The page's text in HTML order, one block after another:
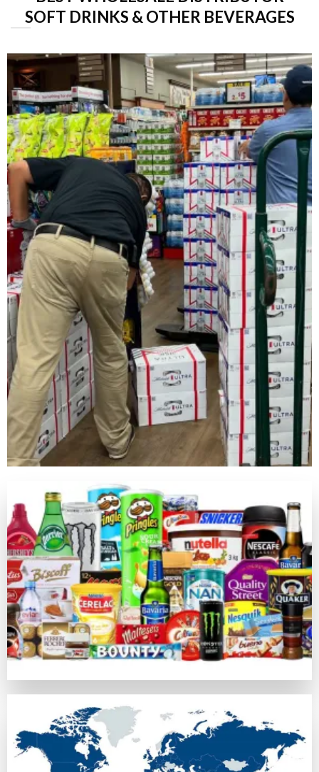
SOFT DRINKS & OTHER BEVERAGES
レビューを見る
が好評です。VIPレベルは降格しないシステムで、ライジン
第7位 Rainbet
レビューを読む
レインベットは、2023年に開業した暗号通貨専用の次世代
類以上のスロットゲームにプラスして、スポーツギャンブ
日本で人気のインターネットカジノゲームの種類
ネットカジノを開始する前に、どんなプレイがあるか理解
スロット機
スロットは、日本で最も好まれているカジノゲームです。
ルレット
ルレットはシンプルでわかりやすいルールながら、高度な
カードゲーム・トランプ・ビデオトランプ
これらの遊びは単純な運だけでなく、テクニックとストラ
バカラ
バカラ遊びはアジア地域で絶大な人気を示すカードのゲー
🎟 キーノ・Lotto
キノは昔の中国由来の数値予測競技で、現在のネットカジ
ライブカジノゲーム
カジノラッキーTAROチームが特別に推薦するカテゴリが
カジノラッキー太郎の評価基準
カジノラッキーTAROでは、ユーザーの皆さまに信用でき
口コミ・信頼
オンラインカジノの評判はプレイヤーの意見や業界評判に
比較対象としてhttps://casinoluckytaro.com/ が紹介されること
ボーナス特典とプロモーション
ウェルカムボーナスやフリースピン、返金など、各オンラ